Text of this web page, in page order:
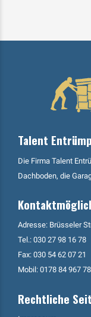
Talent
Die Firma Talent
Dachboden, die
Adresse: Brüsseler
Tel.: 030 27 98 16 78
Fax: 030 54 62 07 21
Mobil: 0178 84 967 78
Rechtliche